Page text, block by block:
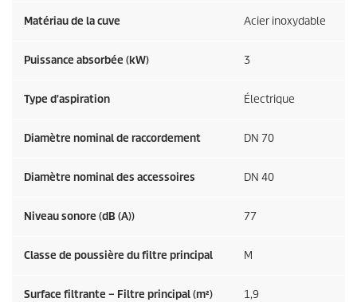
Matériau de la cuve Acier inoxydable
Puissance absorbée (kW) 3
Type d'aspiration Électrique
Diamètre nominal de raccordement DN 70
Diamètre nominal des accessoires DN 40
Niveau sonore (dB (A)) 77
Classe de poussière du filtre principal M
Surface filtrante – Filtre principal (m²) 1,9